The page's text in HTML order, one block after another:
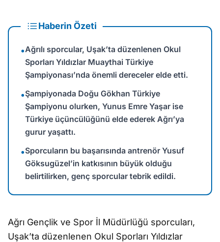
Haberin Özeti
•Ağrılı sporcular, Uşak’ta düzenlenen Okul
Sporları Yıldızlar Muaythai Türkiye
Şampiyonası’nda önemli dereceler elde etti.
•Şampiyonada Doğu Gökhan Türkiye
Şampiyonu olurken, Yunus Emre Yaşar ise
Türkiye üçüncülüğünü elde ederek Ağrı’ya
gurur yaşattı.
•Sporcuların bu başarısında antrenör Yusuf
Göksugüzel’in katkısının büyük olduğu
belirtilirken, genç sporcular tebrik edildi.
Ağrı Gençlik ve Spor İl Müdürlüğü sporcuları,
Uşak’ta düzenlenen Okul Sporları Yıldızlar